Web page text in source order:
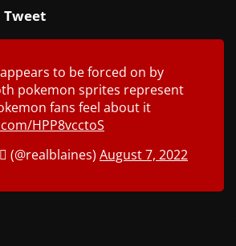
Tweet
appears to be forced on by
pokemon sprites represent
fans feel about it
HPP8vcctoS
(@realblaines) August 7, 2022